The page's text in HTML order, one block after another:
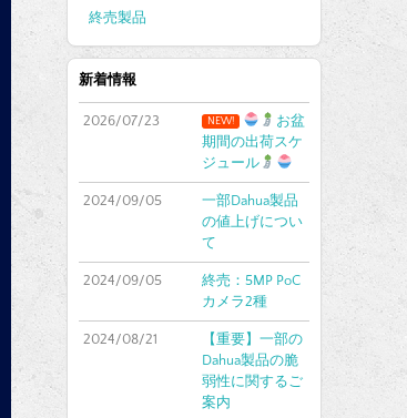
終売製品
新着情報
2026/07/23 NEW!
お盆
期間の出荷スケ
ジュール
2024/09/05
一部Dahua製品
の値上げについ
て
2024/09/05
終売：5MP PoC
カメラ2種
2024/08/21
【重要】一部の
Dahua製品の脆
弱性に関するご
案内